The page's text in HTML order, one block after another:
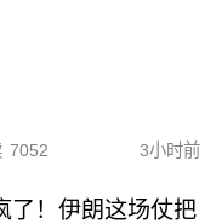
7052 3小时前
了！伊朗这场仗把